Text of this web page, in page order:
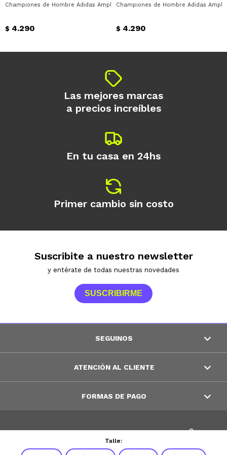
Talle:
Championes de Hombre Adidas Amplimove Trainer Adidas - Blanco - Negro
$ 4.290
Championes de Hombre Adidas
$ 4.290
Las mejores marcas
a precios increíbles
En tu casa en 24hs
Primer cambio sin costo
Suscribite a nuestro newsletter
y entérate de todas nuestras novedades
SUSCRIBIRME
SEGUINOS
ATENCIÓN AL CLIENTE
FORMAS DE PAGO
Día Mes Año
Continuar